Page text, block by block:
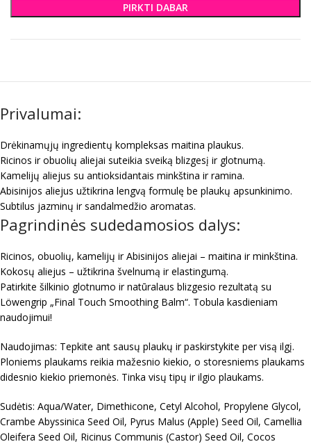
PIRKTI DABAR
Privalumai:
Drėkinamųjų ingredientų kompleksas maitina plaukus.
Ricinos ir obuolių aliejai suteikia sveiką blizgesį ir glotnumą.
Kamelijų aliejus su antioksidantais minkština ir ramina.
Abisinijos aliejus užtikrina lengvą formulę be plaukų apsunkinimo.
Subtilus jazminų ir sandalmedžio aromatas.
Pagrindinės sudedamosios dalys:
Ricinos, obuolių, kamelijų ir Abisinijos aliejai – maitina ir minkština.
Kokosų aliejus – užtikrina švelnumą ir elastingumą.
Patirkite šilkinio glotnumo ir natūralaus blizgesio rezultatą su
Löwengrip „Final Touch Smoothing Balm“. Tobula kasdieniam
naudojimui!
Naudojimas: Tepkite ant sausų plaukų ir paskirstykite per visą ilgį.
Ploniems plaukams reikia mažesnio kiekio, o storesniems plaukams
didesnio kiekio priemonės. Tinka visų tipų ir ilgio plaukams.
Sudėtis: Aqua/Water, Dimethicone, Cetyl Alcohol, Propylene Glycol,
Crambe Abyssinica Seed Oil, Pyrus Malus (Apple) Seed Oil, Camellia
Oleifera Seed Oil, Ricinus Communis (Castor) Seed Oil, Cocos